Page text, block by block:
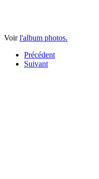
Voirl'album photos.
Précédent
Suivant